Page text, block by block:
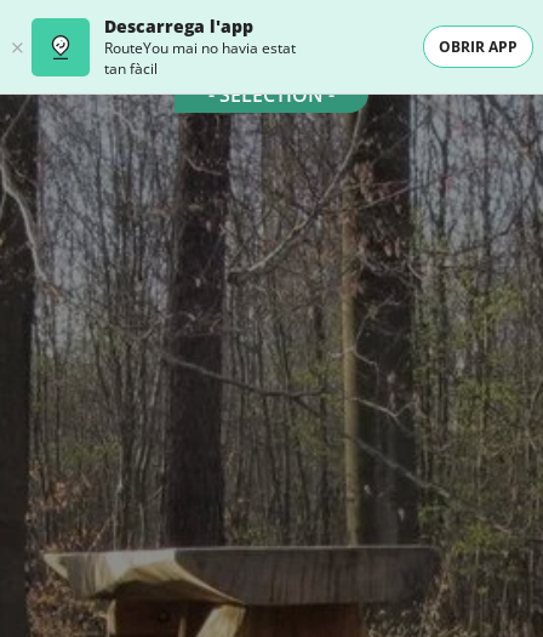
Descarrega l'app
RouteYou mai no havia estat
tan fàcil
OBRIR APP
- SELECTION -